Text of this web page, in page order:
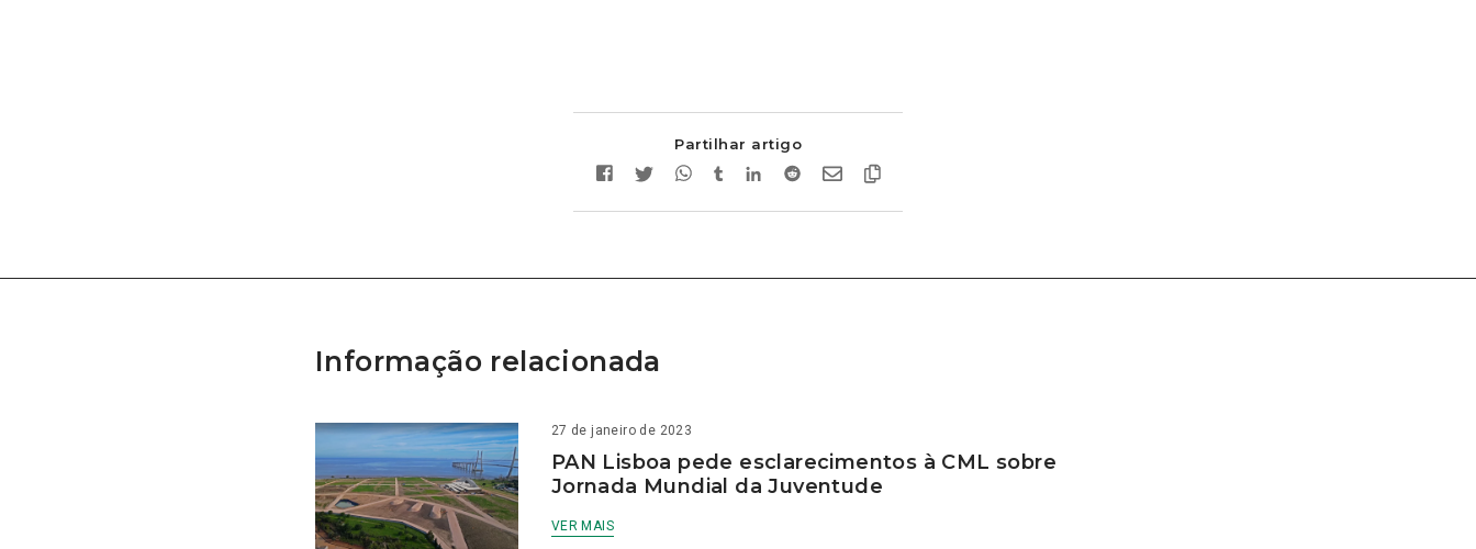
Partilhar artigo
Informação relacionada
27 de janeiro de 2023
PAN Lisboa pede esclarecimentos à CML sobre
Jornada Mundial da Juventude
VER MAIS